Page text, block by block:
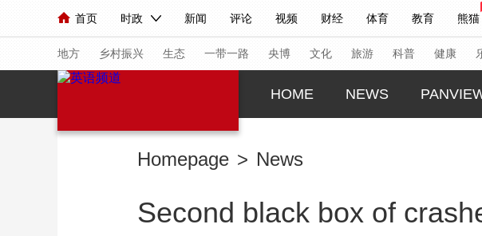
首页 时政 新闻 评论 视频 财经 体育 教育 熊猫
人民领袖习近平 联播+ 中国领导人 央视快评 习式妙语 热解读 天天
直播 栏目大全 节目单 听音 微视频 主持人 下载央视影音
海外频道 iPanda English Монгол
地方 乡村振兴 生态 一带一路 央博 文化 旅游 科普 健康
人民领袖习近平 联播+ 热解读 天天学习 习式妙语 央视快评
HOME NEWS
Homepage > News
Second black box of